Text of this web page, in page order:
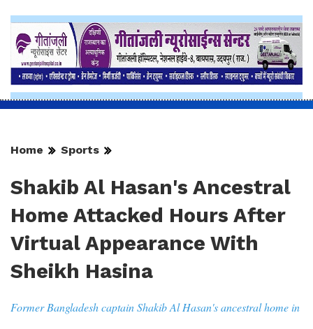
Home Sports
Shakib Al Hasan's Ancestral
Home Attacked Hours After
Virtual Appearance With
Sheikh Hasina
Former Bangladesh captain Shakib Al Hasan's ancestral home in